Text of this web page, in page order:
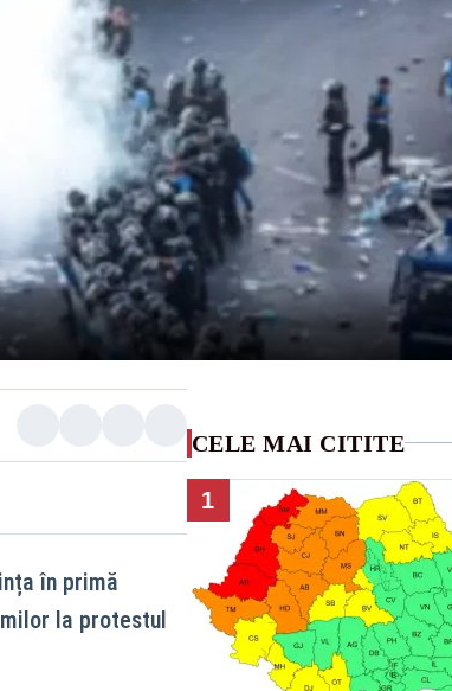
în primă
la protestul
CELE MAI CITITE
1